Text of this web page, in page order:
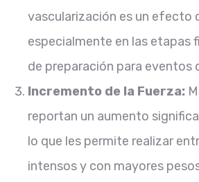
vascularización es un efecto
especialmente en las etapas
de preparación para eventos
Incremento de la Fuerza:
reportan un aumento
lo que les permite realizar
intensos y con mayores